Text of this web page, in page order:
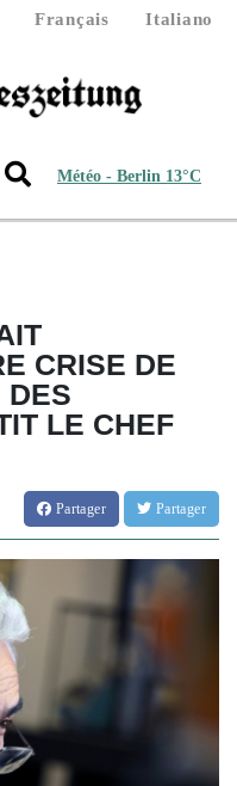
Français
Italiano
Météo - Berlin 13°C
CRISE DE
DES
LE CHEF
Partager Partager